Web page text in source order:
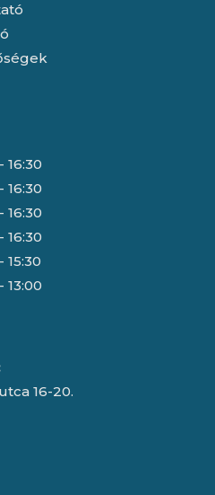
16:30
16:30
16:30
16:30
15:30
13:00
16-20.